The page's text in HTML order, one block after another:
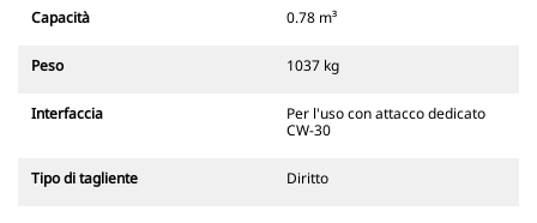
Cat sono compatibili con gli
gli escavatori gommati. Sono
larghezze per scavo di fossati.
sistema di attacco dedicato CW
Capacità 0.78 m³
Peso 1037 kg
Interfaccia
Per l'uso con attacco dedicato
CW-30
Tipo di tagliente Diritto